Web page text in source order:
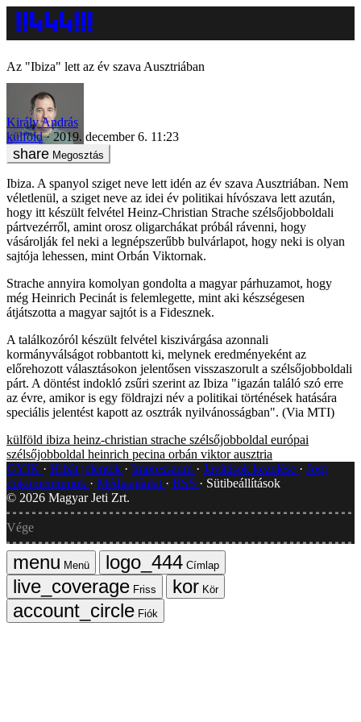
Az "Ibiza" lett az év szava Ausztriában
Király András
külföld
2019. december 6. 11:23
Megosztás
Ibiza. A spanyol sziget neve lett idén az év szava Ausztriában. Nem
véletlenül, a sziget neve az idei év politikai hívószava lett azután,
hogy itt készült felvétel Heinz-Christian Strache szélsőjobboldali
pártvezérről, amint orosz oligarchákat próbál rávenni, hogy
vásárolják fel neki a legnépszerűbb bulvárlapot, hogy neki is olyan
sajtója lehessen, mint Orbán Viktornak.
Strache annyira komolyan gondolta a magyar párhuzamot, hogy
még Heinrich Pecinát is felemlegette, mint aki készségesen
átjátszotta a magyar sajtót is a Fidesznek.
A találkozóról készült felvétel kiszivárgása azonnali
kormányválságot robbantott ki, melynek eredményeként az
előrehozott választásokon jelentősen visszaszorult a szélsőjobboldali
párt. A döntést indokló zsűri szerint az Ibiza "igazán találó szó erre
az évre, amikor is egy földrajzi név a politikai történések hatására
speciális jelentést kapott az osztrák nyilvánosságban". (Via MTI)
külföld ibiza heinz-christian strache szélsőjobboldal európai
szélsőjobboldal heinrich pecina orbán viktor ausztria
GYIK
Hibát jelentek Impresszum Javítások kezelése
Jogi
dokumentumok
Médiaajánlat RSS
Sütibeállítások
© 2026 Magyar Jeti Zrt.
Vége
Menü
Címlap
Friss
Kör
Fiók